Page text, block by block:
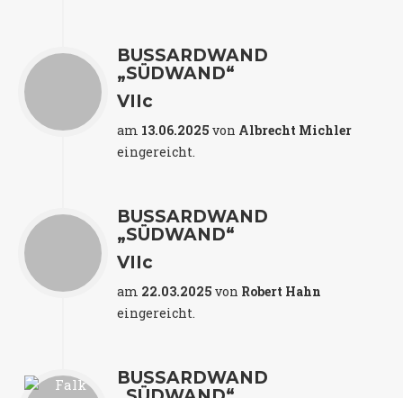
BUSSARDWAND
„SÜDWAND“
VIIc
am 13.06.2025 von Albrecht Michler
eingereicht.
BUSSARDWAND
„SÜDWAND“
VIIc
am 22.03.2025 von Robert Hahn
eingereicht.
BUSSARDWAND